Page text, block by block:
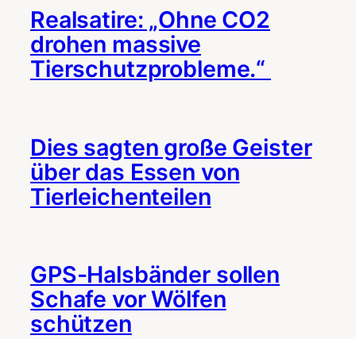
Realsatire: „Ohne CO2
drohen massive
Tierschutzprobleme.“
Dies sagten große Geister
über das Essen von
Tierleichenteilen
GPS-Halsbänder sollen
Schafe vor Wölfen
schützen